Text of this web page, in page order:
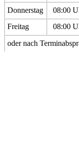
Donnerstag
08:00
Freitag
08:00
oder nach